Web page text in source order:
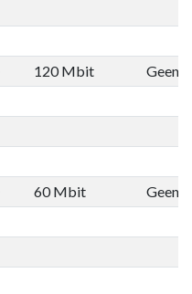
120 Mbit Geen
60 Mbit Geen